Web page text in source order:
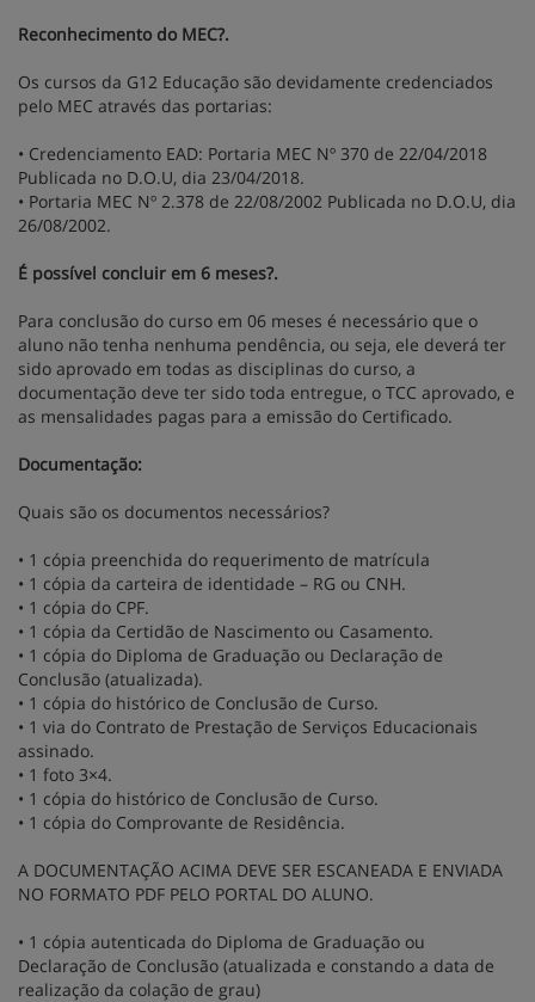
Reconhecimento do MEC?.
Os cursos da G12 Educação são devidamente credenciados
pelo MEC através das portarias:
• Credenciamento EAD: Portaria MEC Nº 370 de 22/04/2018
Publicada no D.O.U, dia 23/04/2018.
• Portaria MEC Nº 2.378 de 22/08/2002 Publicada no D.O.U, dia
26/08/2002.
É possível concluir em 6 meses?.
Para conclusão do curso em 06 meses é necessário que o
aluno não tenha nenhuma pendência, ou seja, ele deverá ter
sido aprovado em todas as disciplinas do curso, a
documentação deve ter sido toda entregue, o TCC aprovado, e
as mensalidades pagas para a emissão do Certificado.
Documentação:
Quais são os documentos necessários?
• 1 cópia preenchida do requerimento de matrícula
• 1 cópia da carteira de identidade – RG ou CNH.
• 1 cópia do CPF.
• 1 cópia da Certidão de Nascimento ou Casamento.
• 1 cópia do Diploma de Graduação ou Declaração de
Conclusão (atualizada).
• 1 cópia do histórico de Conclusão de Curso.
• 1 via do Contrato de Prestação de Serviços Educacionais
assinado.
• 1 foto 3×4.
• 1 cópia do histórico de Conclusão de Curso.
• 1 cópia do Comprovante de Residência.
A DOCUMENTAÇÃO ACIMA DEVE SER ESCANEADA E ENVIADA
NO FORMATO PDF PELO PORTAL DO ALUNO.
• 1 cópia autenticada do Diploma de Graduação ou
Declaração de Conclusão (atualizada e constando a data de
realização da colação de grau)